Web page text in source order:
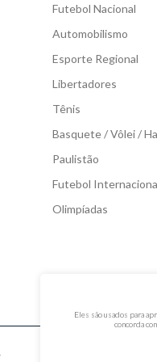
Futebol Nacional
Automobilismo
Esporte Regional
Libertadores
Tênis
Basquete / Vôlei /
Paulistão
Futebol
Olimpíadas
Eles são usados para
concorda